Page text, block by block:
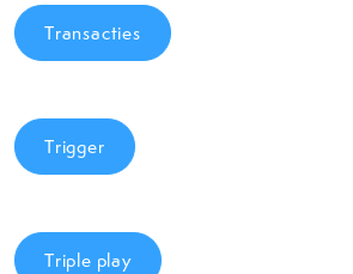
Transacties
Trigger
Triple play